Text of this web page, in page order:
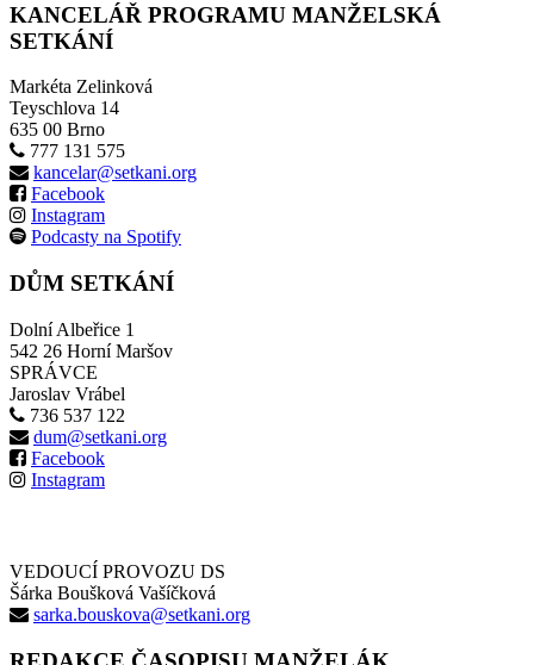
KANCELÁŘ PROGRAMU MANŽELSKÁ
SETKÁNÍ
Markéta Zelinková
Teyschlova 14
635 00 Brno
777 131 575
kancelar@setkani.org
Facebook
Instagram
Podcasty na Spotify
DŮM SETKÁNÍ
Dolní Albeřice 1
542 26 Horní Maršov
SPRÁVCE
Jaroslav Vrábel
736 537 122
dum@setkani.org
Facebook
Instagram
VEDOUCÍ PROVOZU DS
Šárka Boušková Vašíčková
sarka.bouskova@setkani.org